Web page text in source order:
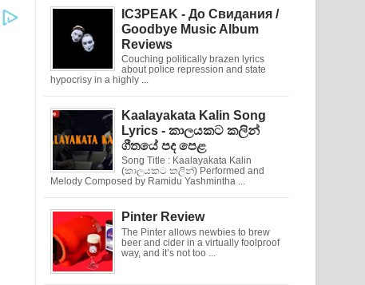
IC3PEAK - До Свидания /
Goodbye Music Album
Reviews
Couching politically brazen lyrics
about police repression and state
hypocrisy in a highly ...
Kaalayakata Kalin Song
Lyrics - කාලයකට කලින්
ගීතයේ පද පෙළ
Song Title : Kaalayakata Kalin
(කාලයකට කලින්) Performed and
Melody Composed by Ramidu Yashmintha ...
Pinter Review
The Pinter allows newbies to brew
beer and cider in a virtually foolproof
way, and it’s not too ...